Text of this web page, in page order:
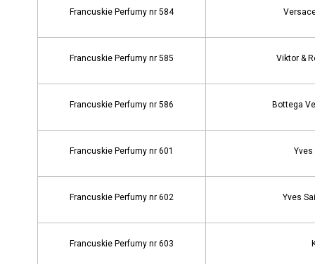
Francuskie Perfumy nr 584
Francuskie Perfumy nr 585 Viktor &
Francuskie Perfumy nr 586 Bottega
Francuskie Perfumy nr 601 Yves
Francuskie Perfumy nr 602 Yves
Francuskie Perfumy nr 603